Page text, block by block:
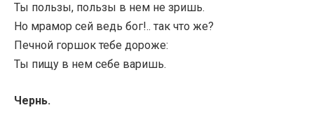
Ты пользы, пользы в нем не зришь.
Но мрамор сей ведь бог!.. так что же?
Печной горшок тебе дороже:
Ты пищу в нем себе варишь.
Чернь.